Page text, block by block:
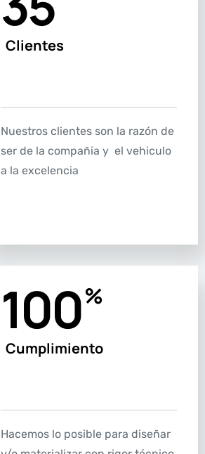
Clientes
Nuestros clientes son la razón de
ser de la compañia y el vehiculo
a la excelencia
100%
Cumplimiento
Hacemos lo posible para diseñar